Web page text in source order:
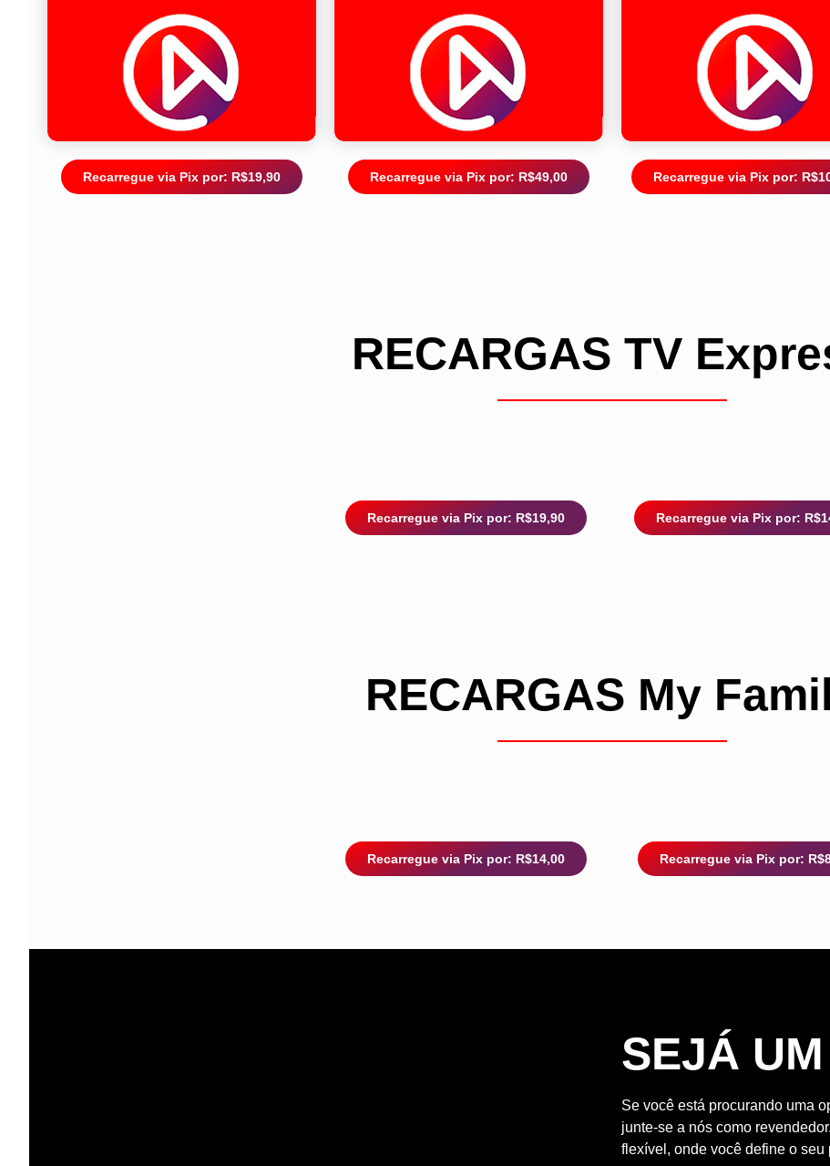
Recarregue via Pix por: R$19,90 Recarregue via Pix por: R$49,00 Recarregue via Pix por:
RECARGAS TV
Recarregue via Pix por: R$19,90 Recarregue via Pix por:
RECARGAS My
Recarregue via Pix por: R$14,00 Recarregue via Pix por:
SEJÁ UM
Se você está procurando uma
junte-se a nós como
flexível, onde você define o seu